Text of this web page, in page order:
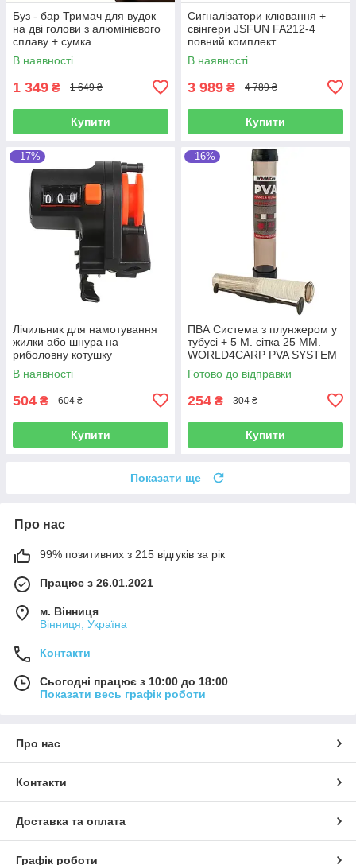
Буз - бар Тримач для вудок
на дві голови з алюмінієвого
сплаву + сумка
В наявності
1 349 ₴ 1 649 ₴
Купити
Сигналізатори клювання +
свінгери JSFUN FA212-4
повний комплект
В наявності
3 989 ₴ 4 789 ₴
Купити
–17%
Лічильник для намотування
жилки або шнура на
риболовну котушку
В наявності
504 ₴ 604 ₴
Купити
–16%
ПВА Система з плунжером у
тубусі + 5 М. сітка 25 ММ.
WORLD4CARP PVA SYSTEM
Готово до відправки
254 ₴ 304 ₴
Купити
Показати ще
Про нас
99% позитивних з 215 відгуків за рік
Працює з 26.01.2021
м. Вінниця
Вінниця, Україна
Контакти
Сьогодні працює з 10:00 до 18:00
Показати весь графік роботи
Про нас
Контакти
Доставка та оплата
Графік роботи